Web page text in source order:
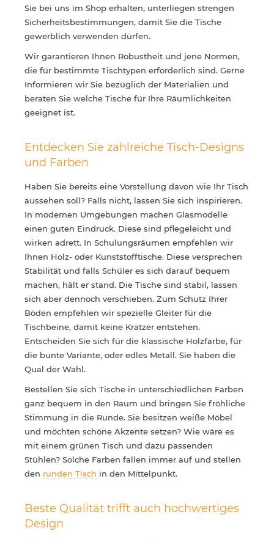
Sie bei uns im Shop erhalten, unterliegen strengen
Sicherheitsbestimmungen, damit Sie die Tische
gewerblich verwenden dürfen.
Wir garantieren Ihnen Robustheit und jene Normen,
die für bestimmte Tischtypen erforderlich sind. Gerne
Informieren wir Sie bezüglich der Materialien und
beraten Sie welche Tische für Ihre Räumlichkeiten
geeignet ist.
Entdecken Sie zahlreiche Tisch-Designs
und Farben
Haben Sie bereits eine Vorstellung davon wie Ihr Tisch
aussehen soll? Falls nicht, lassen Sie sich inspirieren.
In modernen Umgebungen machen Glasmodelle
einen guten Eindruck. Diese sind pflegeleicht und
wirken adrett. In Schulungsräumen empfehlen wir
Ihnen Holz- oder Kunststofftische. Diese versprechen
Stabilität und falls Schüler es sich darauf bequem
machen, hält er stand. Die Tische sind stabil, lassen
sich aber dennoch verschieben. Zum Schutz Ihrer
Böden empfehlen wir spezielle Gleiter für die
Tischbeine, damit keine Kratzer entstehen.
Entscheiden Sie sich für die klassische Holzfarbe, für
die bunte Variante, oder edles Metall. Sie haben die
Qual der Wahl.
Bestellen Sie sich Tische in unterschiedlichen Farben
ganz bequem in den Raum und bringen Sie fröhliche
Stimmung in die Runde. Sie besitzen weiße Möbel
und möchten schöne Akzente setzen? Wie wäre es
mit einem grünen Tisch und dazu passenden
Stühlen? Solche Farben fallen immer auf und stellen
den runden Tisch in den Mittelpunkt.
Beste Qualität trifft auch hochwertiges
Design